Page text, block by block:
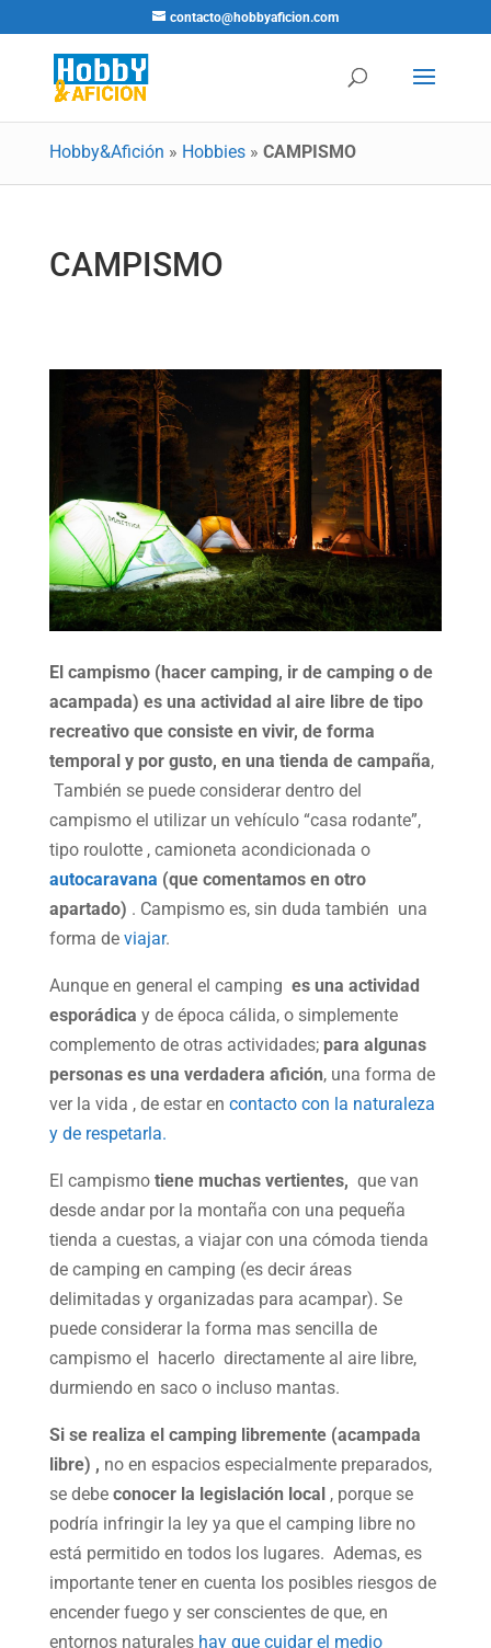
contacto@hobbyaficion.com
Hobby&Afición » Hobbies» CAMPISMO
CAMPISMO
El campismo (hacer camping, ir de camping o de
acampada) es una actividad al aire libre de tipo
recreativo que consiste en vivir, de forma
temporal y por gusto, en una tienda de campaña,
También se puede considerar dentro del
campismo el utilizar un vehículo “casa rodante”,
tipo roulotte , camioneta acondicionada o
autocaravana (que comentamos en otro
apartado) . Campismo es, sin duda también una
forma de viajar.
Aunque en general el camping es una actividad
esporádica y de época cálida, o simplemente
complemento de otras actividades; para algunas
personas es una verdadera afición, una forma de
ver la vida , de estar en contacto con la naturaleza
y de respetarla.
El campismo tiene muchas vertientes, que van
desde andar por la montaña con una pequeña
tienda a cuestas, a viajar con una cómoda tienda
de camping en camping (es decir áreas
delimitadas y organizadas para acampar). Se
puede considerar la forma mas sencilla de
campismo el hacerlo directamente al aire libre,
durmiendo en saco o incluso mantas.
Si se realiza el camping libremente (acampada
libre) , no en espacios especialmente preparados,
se debe conocer la legislación local, porque se
podría infringir la ley ya que el camping libre no
está permitido en todos los lugares. Ademas, es
importante tener en cuenta los posibles riesgos de
encender fuego y ser conscientes de que, en
entornos naturales hay que cuidar el medio